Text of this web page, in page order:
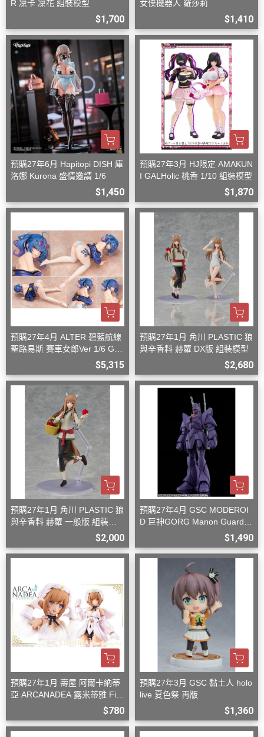
R 凜卡 凜花 組裝模型
$1,700
女僕機器人 羅莎莉
$1,410
預購27年6月 Hapitopi DISH 庫
洛娜 Kurona 盛情邀請 1/6
$1,450
預購27年3月 HJ限定 AMAKUN
I GALHolic 桃香 1/10 組裝模型
$1,870
預購27年4月 ALTER 碧藍航線
聖路易斯 賽車女郎Ver 1/6 G08
$5,315
預購27年1月 角川 PLASTIC 狼
與辛香料 赫蘿 DX版 組裝模型
$2,680
預購27年1月 角川 PLASTIC 狼
與辛香料 赫蘿 一般版 組裝模
$2,000
預購27年4月 GSC MODEROI
D 巨神GORG Manon Guardia
$1,490
預購27年1月 壽屋 阿爾卡納蒂
亞 ARCANADEA 露米蒂雅 Firs
$780
預購27年3月 GSC 黏土人 holo
live 夏色祭 再版
$1,360